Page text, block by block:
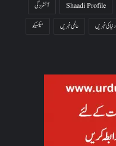
Shaadi Profile
آتشزدگی
دنیا کی خبریں عالمی خبریں
میکسیکو